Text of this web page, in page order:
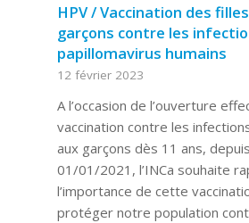
HPV / Vaccination des
garçons contre les
papillomavirus humains
12 février 2023
A l’occasion de l’ouverture
vaccination contre les
aux garçons dès 11 ans,
01/01/2021, l’INCa souhaite
l’importance de cette
protéger notre population